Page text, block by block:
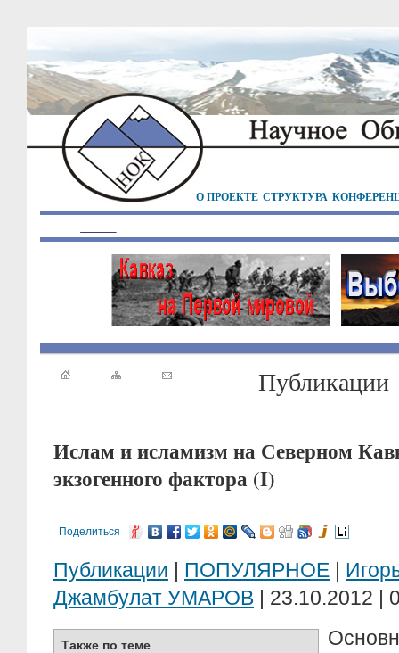
О ПРОЕКТЕ СТРУКТУРА
Публикации
Ислам и исламизм на Северном
экзогенного фактора (I)
Поделиться
Публикации | ПОПУЛЯРНОЕ |
Джамбулат УМАРОВ | 23.10.2012 |
Также по теме